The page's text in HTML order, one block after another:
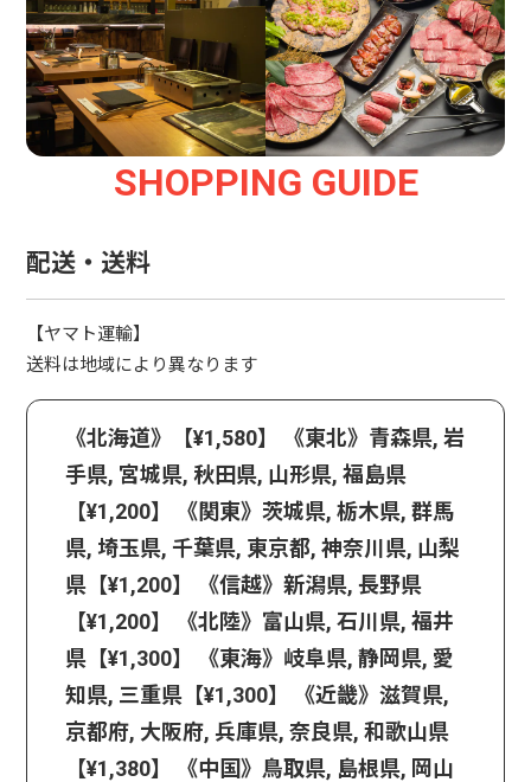
SHOPPING GUIDE
配送・送料
【ヤマト運輸】
送料は地域により異なります
《北海道》【¥1,580】 《東北》青森県, 岩
手県, 宮城県, 秋田県, 山形県, 福島県
【¥1,200】 《関東》茨城県, 栃木県, 群馬
県, 埼玉県, 千葉県, 東京都, 神奈川県, 山梨
県【¥1,200】 《信越》新潟県, 長野県
【¥1,200】 《北陸》富山県, 石川県, 福井
県【¥1,300】 《東海》岐阜県, 静岡県, 愛
知県, 三重県【¥1,300】 《近畿》滋賀県,
京都府, 大阪府, 兵庫県, 奈良県, 和歌山県
【¥1,380】 《中国》鳥取県, 島根県, 岡山